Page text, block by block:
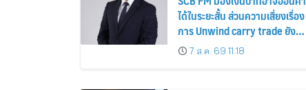
ได้ในระยะสั้น ส่วนความเสี่ยงเรื่อง
การ Unwind carry trade ยังต่ำ
แม้เงินเยนแข็งค่าเร็ว
7 ส.ค. 69 11:18